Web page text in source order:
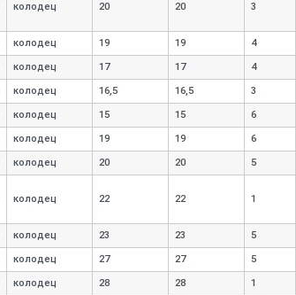
колодец 20 20 3
колодец 19 19 4
колодец 17 17 4
колодец 16,5 16,5 3
колодец 15 15 6
колодец 19 19 6
колодец 20 20 5
колодец 22 22 1
колодец 23 23 5
колодец 27 27 5
колодец 28 28 1